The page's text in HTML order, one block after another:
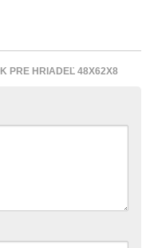
PRE HRIADEĽ 48X62X8